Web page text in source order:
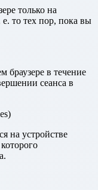
только на
е. то тех пор, пока вы
браузере в течение
сеанса в
на устройстве